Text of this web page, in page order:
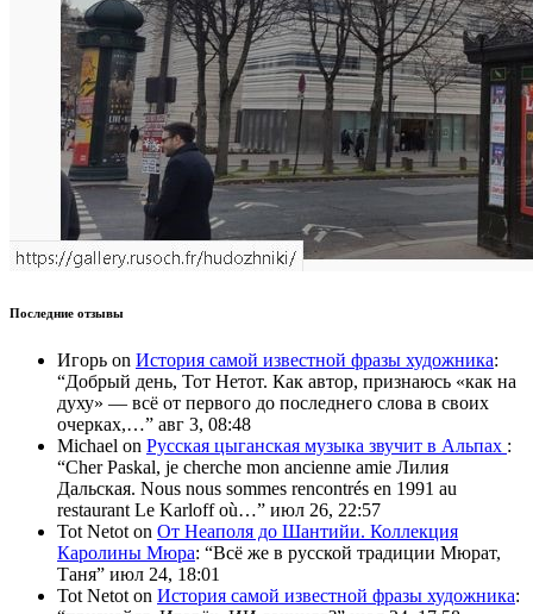
Последние отзывы
Игорь on История самой известной фразы художника:
“Добрый день, Тот Нетот. Как автор, признаюсь «как на
духу» — всё от первого до последнего слова в своих
очерках,…” авг 3, 08:48
Michael on Русская цыганская музыка звучит в Альпах :
“Cher Paskal, je cherche mon ancienne amie Лилия
Дальская. Nous nous sommes rencontrés en 1991 au
restaurant Le Karloff où…” июл 26, 22:57
Tot Netot on От Неаполя до Шантийи. Коллекция
Каролины Мюра: “Всё же в русской традиции Мюрат,
Таня” июл 24, 18:01
Tot Netot on История самой известной фразы художника: